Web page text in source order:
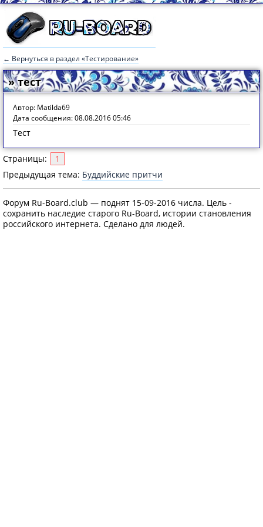
← Вернуться в раздел «Тестирование»
» тест
Автор: Matilda69
Дата сообщения: 08.08.2016 05:46
Тест
Страницы:
1
Предыдущая тема: Буддийские притчи
Форум Ru-Board.club — поднят 15-09-2016 числа. Цель -
сохранить наследие старого Ru-Board, истории становления
российского интернета. Сделано для людей.